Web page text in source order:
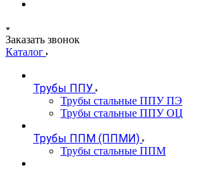
Заказать звонок
Каталог
Трубы ППУ
Трубы стальные ППУ ПЭ
Трубы стальные ППУ ОЦ
Трубы ППМ (ППМИ)
Трубы стальные ППМ